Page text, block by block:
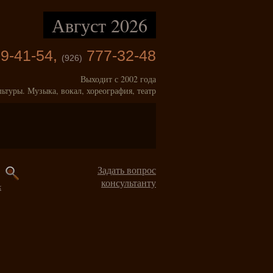
Август 2026
41-54, (926) 777-32-48
Выходит с 2002 года
Музыка, вокал, хореография, театр
Задать вопрос
консультанту